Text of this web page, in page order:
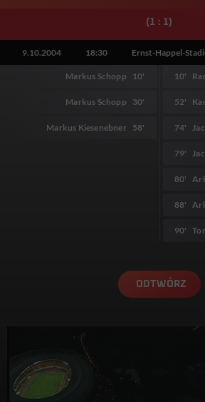
(1 : 1)
9.10.2004 18:30 Ernst-Happel-
Markus Schopp 10'
Markus Schopp 30'
Markus Kiesenebner 58'
10'
52'
74'
79'
80'
88'
90'
ODTWÓRZ